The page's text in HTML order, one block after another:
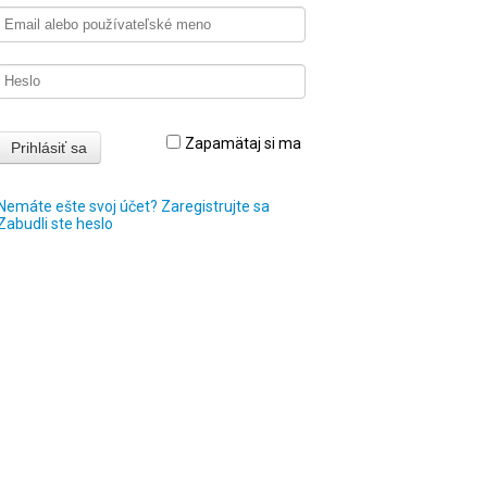
Zapamätaj si ma
Nemáte ešte svoj účet? Zaregistrujte sa
ste heslo